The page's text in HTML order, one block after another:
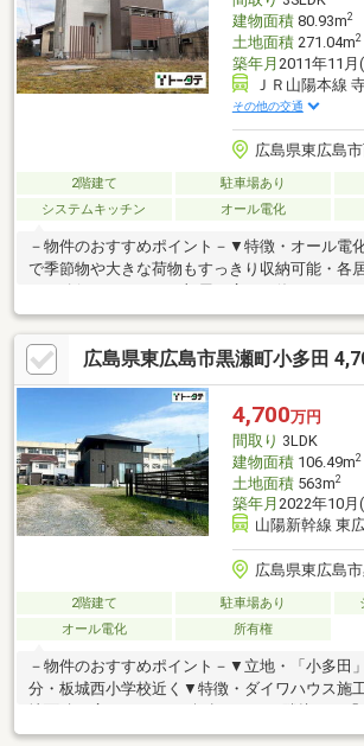
建物面積80.93m2
土地面積271.04m2
築年月 2011年11
ＪＲ山陽本線
その他の交通
広島県東広島
2階建て 駐車場あり
システムキッチン
オール電化
－物件のおすすめポイント－▼特徴・オール電
で季節物や大きな荷物もすっきり収納可能・各
スを確保しており、お部屋を広くお使いいただ
ローリング仕様▼立地・最寄りのバス停まで徒
にも便利▼周辺環境・徒歩10分圏内にスーパー
り、日々のお買い物に便利な住環境【 ご希望の
伝いします 】物件の詳細・ご相談はお気軽にお
広島県東広島市黒瀬町小多田
4,700万円
間取り 3LDK
建物面積106.49m2
土地面積563m2
築年月 2022年10月
山陽新幹線 東
広島県東広島
2階建て 駐車場あり
オール電化
所有権
－物件のおすすめポイント－▼立地・「小多田
分・板城西小学校近く▼特徴・ダイワハウス施
や「ペットコーナー」 があるこだわりの間取